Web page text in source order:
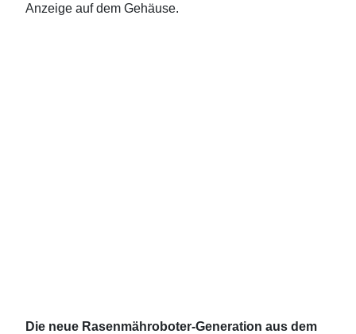
Anzeige auf dem Gehäuse.
Die neue Rasenmähroboter-Generation aus dem